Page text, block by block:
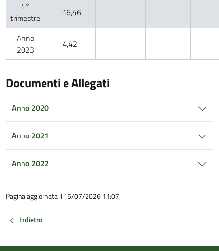
4°
trimestre
-16,46
Anno
2023
4,42
Documenti e Allegati
Anno 2020
Anno 2021
Anno 2022
Pagina aggiornata il 15/07/2026 11:07
Indietro